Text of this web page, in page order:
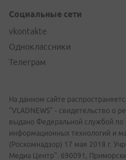
Социальные сети
vkontakte
Одноклассники
Телеграм
На данном сайте
"VLADNEWS" - свидетельство о
выдано Федеральной службой по
информационных технологий и
(Роскомнадзор) 17 мая 2018 г.
Медиа Центр". 690091,